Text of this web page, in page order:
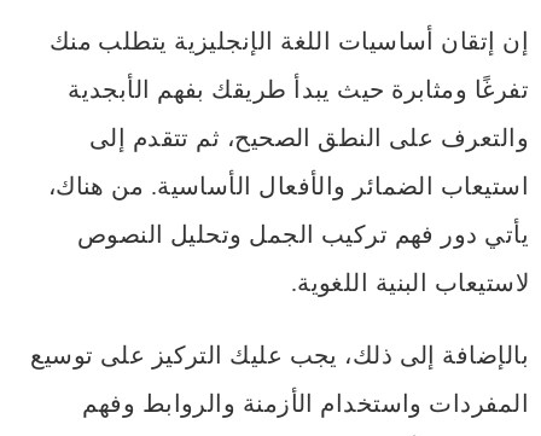
إن إتقان أساسيات اللغة الإنجليزية يتطلب منك
تفرغًا ومثابرة حيث يبدأ طريقك بفهم الأبجدية
والتعرف على النطق الصحيح، ثم تتقدم إلى
استيعاب الضمائر والأفعال الأساسية. من هناك،
يأتي دور فهم تركيب الجمل وتحليل النصوص
لاستيعاب البنية اللغوية.
بالإضافة إلى ذلك، يجب عليك التركيز على توسيع
المفردات واستخدام الأزمنة والروابط وفهم